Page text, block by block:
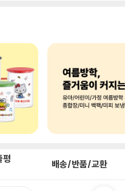
평 배송/반품/교환